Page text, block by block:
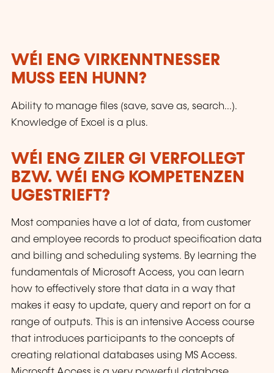
WÉI ENG VIRKENNTNESSER
MUSS EEN HUNN?
Ability to manage files (save, save as, search...).
Knowledge of Excel is a plus.
WÉI ENG ZILER GI VERFOLLEGT
BZW. WÉI ENG KOMPETENZEN
UGESTRIEFT?
Most companies have a lot of data, from customer
and employee records to product specification data
and billing and scheduling systems. By learning the
fundamentals of Microsoft Access, you can learn
how to effectively store that data in a way that
makes it easy to update, query and report on for a
range of outputs. This is an intensive Access course
that introduces participants to the concepts of
creating relational databases using MS Access.